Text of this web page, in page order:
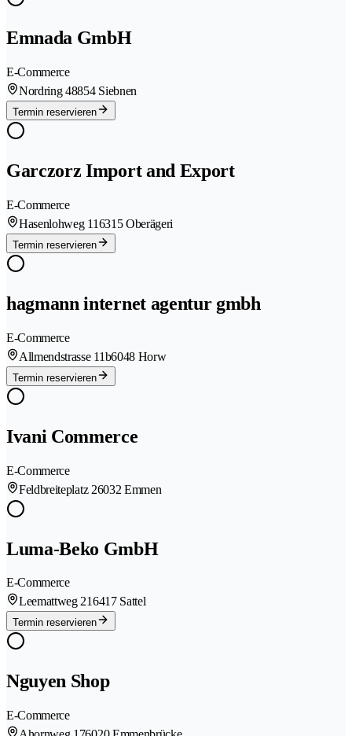
Emnada GmbH
E-Commerce
Nordring 48854 Siebnen
Termin reservieren
Garczorz Import and Export
E-Commerce
Hasenlohweg 116315 Oberägeri
Termin reservieren
hagmann internet agentur gmbh
E-Commerce
Allmendstrasse 11b6048 Horw
Termin reservieren
Ivani Commerce
E-Commerce
Feldbreiteplatz 26032 Emmen
Luma-Beko GmbH
E-Commerce
Leemattweg 216417 Sattel
Termin reservieren
Nguyen Shop
E-Commerce